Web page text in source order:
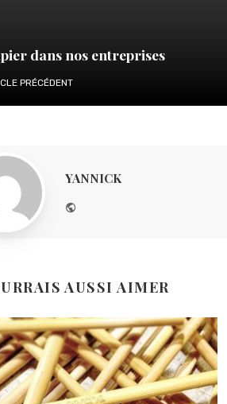
dans nos entreprises
PRÉCÉDENT
YANNICK
AUSSI AIMER